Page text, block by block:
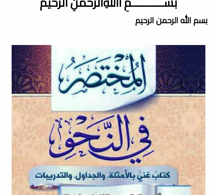
بسم الله الرحمن الرحيم